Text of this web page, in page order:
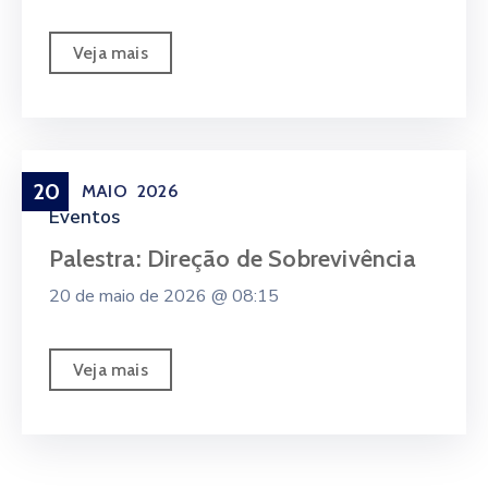
Veja mais
20 MAIO 2026
Eventos
Palestra: Direção de Sobrevivência
20 de maio de 2026 @ 08:15
Veja mais